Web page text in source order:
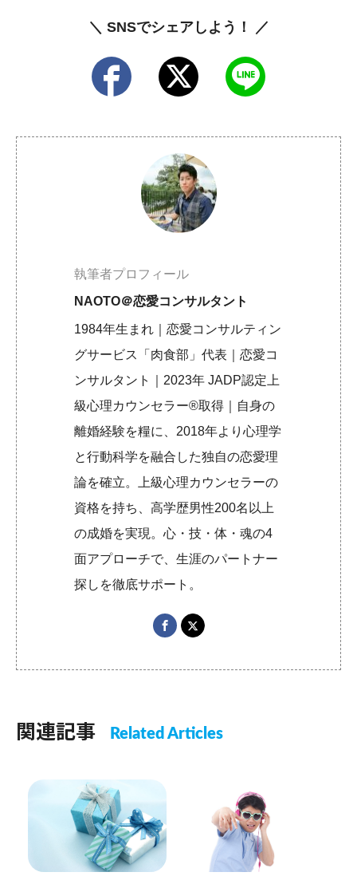
＼ SNSでシェアしよう！ ／
執筆者プロフィール
NAOTO＠恋愛コンサルタント
1984年生まれ｜恋愛コンサルティン
グサービス「肉食部」代表｜恋愛コ
ンサルタント｜2023年 JADP認定上
級心理カウンセラー®取得｜自身の
離婚経験を糧に、2018年より心理学
と行動科学を融合した独自の恋愛理
論を確立。上級心理カウンセラーの
資格を持ち、高学歴男性200名以上
の成婚を実現。心・技・体・魂の4
面アプローチで、生涯のパートナー
探しを徹底サポート。
関連記事 Related Articles